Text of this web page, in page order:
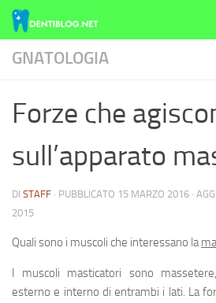
Skip to content
GNATOLOGIA
Forze che
sull’apparato
DI STAFF · PUBBLICATO 15 MARZO 2016 ·
2015
Quali sono i muscoli che interessano la
I muscoli masticatori sono
esterno e interno di entrambi i lati. La